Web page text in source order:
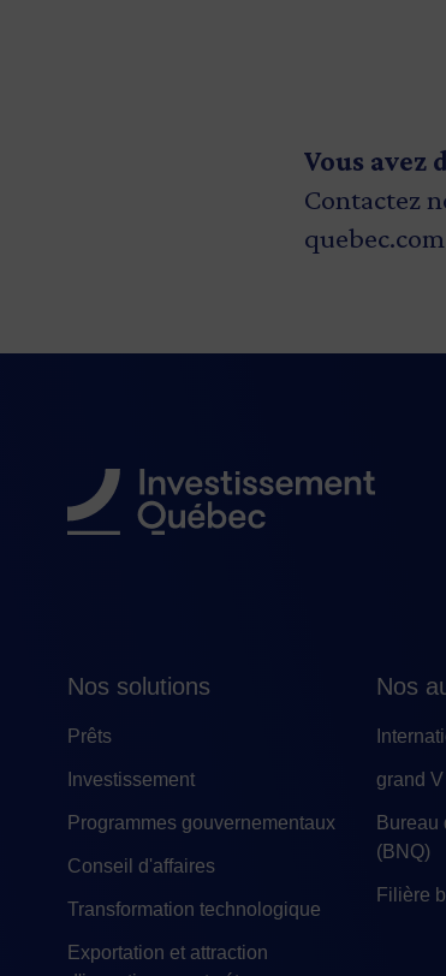
Vous avez
Contactez
quebec.com
Nos solutions
Prêts
Investissement
Programmes gouvernementaux
Conseil d'affaires
Transformation technologique
Exportation et attraction
Nos
grand V
Bureau
(BNQ)
Filière